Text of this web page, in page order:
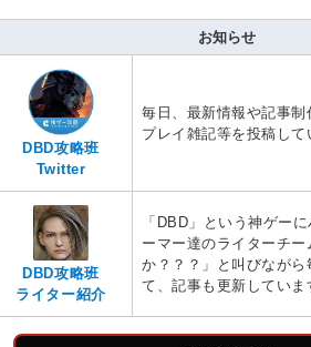
お知らせ
DBD攻略班
Twitter
毎日、最新情報や記事制
プレイ雑記等を投稿して
DBD攻略班
ライター紹介
「DBD」という神ゲー
ーマー達のライターチ
か？？？」と叫びながら
て、記事も更新していま